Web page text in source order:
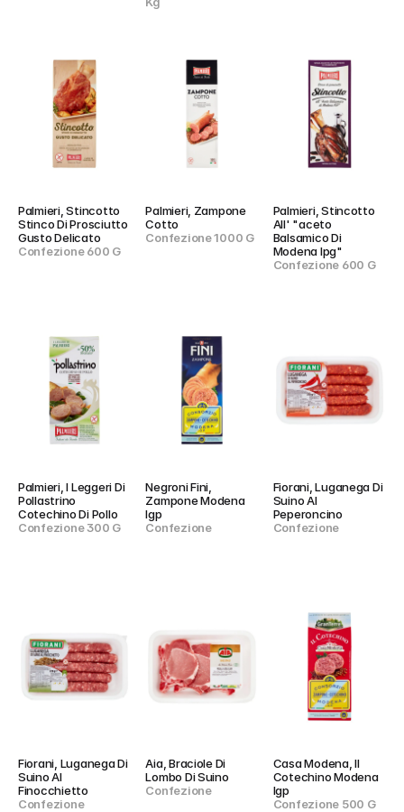
Palmieri, Stincotto
Stinco Di Prosciutto
Gusto Delicato
Confezione 600 G
Palmieri, Zampone
Cotto
Confezione 1000 G
Palmieri, Stincotto
All' "aceto
Balsamico Di
Modena Ipg"
Confezione 600 G
Palmieri, I Leggeri Di
Pollastrino
Cotechino Di Pollo
Confezione 300 G
Negroni Fini,
Zampone Modena
Igp
Confezione
Fiorani, Luganega Di
Suino Al
Peperoncino
Confezione
Fiorani, Luganega Di
Suino Al
Finocchietto
Confezione
Aia, Braciole Di
Lombo Di Suino
Confezione
Casa Modena, Il
Cotechino Modena
Igp
Confezione 500 G